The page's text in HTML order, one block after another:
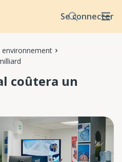
Se connecter
environnement
coûtera un